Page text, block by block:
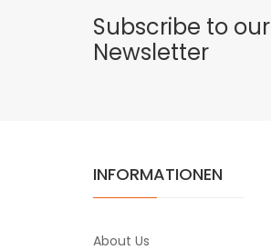
Subscribe to our
Newsletter
INFORMATIONEN
About Us